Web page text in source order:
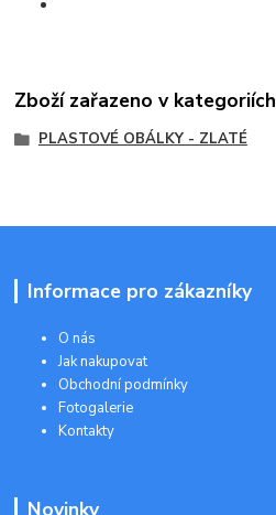
Zboží zařazeno v kategoriích
PLASTOVÉ OBÁLKY - ZLATÉ
Informace pro zákazníky
O nás
Jak nakupovat
Obchodní podmínky
Fotogalerie
Kontakty
Novinky